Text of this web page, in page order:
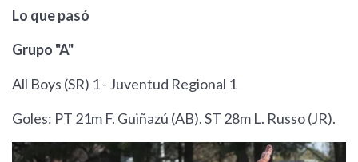
Lo que pasó
Grupo "A"
All Boys (SR) 1 - Juventud Regional 1
Goles: PT 21m F. Guiñazú (AB). ST 28m L. Russo (JR).